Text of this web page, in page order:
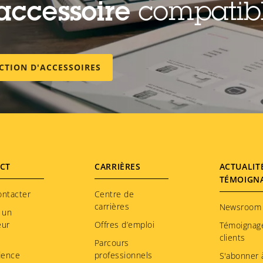
D'ACCESSOIRES
un
CARRIÈRES
Centre de
carrières
Offres d’emploi
Parcours
professionnels
Newsroom
clients
S'abonner